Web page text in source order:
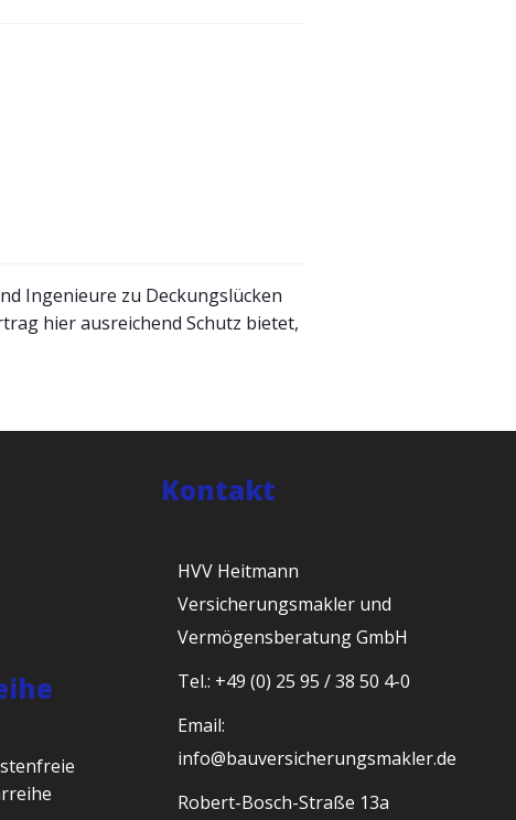
Ingenieure zu Deckungslücken
hier ausreichend Schutz bietet,
Kontakt
HVV Heitmann
Versicherungsmakler und
Vermögensberatung GmbH
Tel.: +49 (0) 25 95 / 38 50 4-0
Email:
info@bauversicherungsmakler.de
Robert-Bosch-Straße 13a